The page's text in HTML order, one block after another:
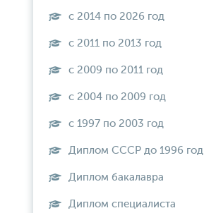
с 2014 по 2026 год
с 2011 по 2013 год
с 2009 по 2011 год
с 2004 по 2009 год
с 1997 по 2003 год
Диплом СССР до 1996 год
Диплом бакалавра
Диплом специалиста